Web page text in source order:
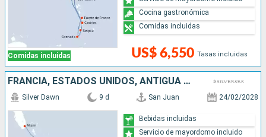
Comidas incluidas US$ 6,550 Tasas incluidas
Cocina gastronómica
Comidas incluidas
FRANCIA, ESTADOS UNIDOS, ANTIGUA Y BARBUDA, PUERTO RICO
Silver Dawn 9 d San Juan 24/02/2028
Bebidas incluidas
Servicio de mayordomo incluido